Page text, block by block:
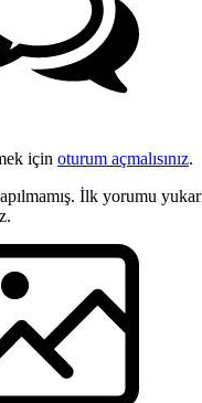
için oturum açmalısınız.
İlk yorumu